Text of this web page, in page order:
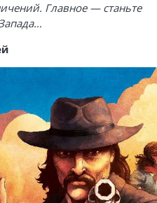
Главное — станьте